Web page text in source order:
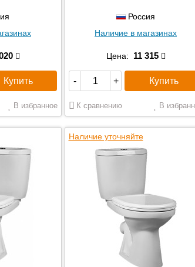
Купить
В избранное
Россия
Наличие в магазинах
Цена: 11 315
- + Купить
К сравнению В
Наличие уточняйте